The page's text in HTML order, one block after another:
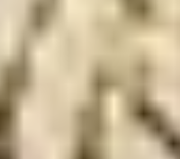
личность,
клиента.
— это больше, чем
живем, чувствуем и
Поэтому мы
и цели.